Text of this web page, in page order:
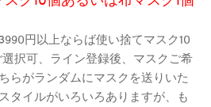
円以上ならば使い捨てマスク10
択可、ライン登録後、マスクご希
らがランダムにマスクを送りいた
タイルがいろいろありますが、も